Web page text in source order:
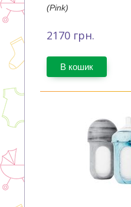
(Pink)
2170 грн.
В кошик